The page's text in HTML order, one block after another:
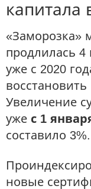
капитала
«Заморозка»
продлилась 4
уже с 2020
Увеличение
уже с 1
составило 3%.
новые